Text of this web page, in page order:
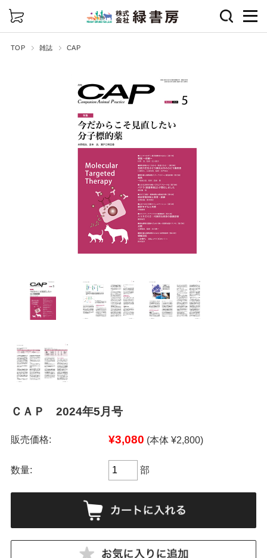
TOP 雑誌 CAP
ＣＡＰ 2024年5月号
販売価格: ¥3,080 (本体 ¥2,800)
数量: 部